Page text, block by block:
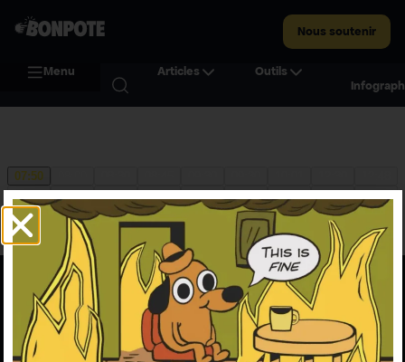
Nous soutenir
Menu Articles
Outils
L’INFO DANS VOTRE BOITE MAIL, SANS LE
BRUIT MÉDIATIQUE.
Chaque semaine, nous filtrons le superflu pour vous offrir